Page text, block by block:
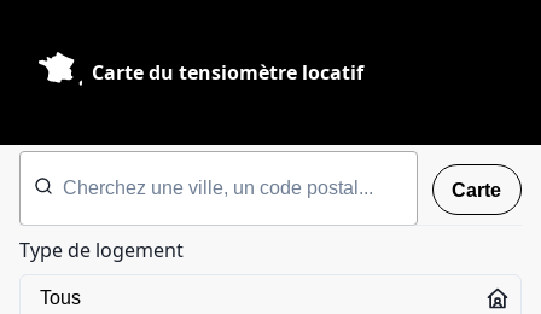
Carte du tensiomètre locatif
Carte
Type de logement